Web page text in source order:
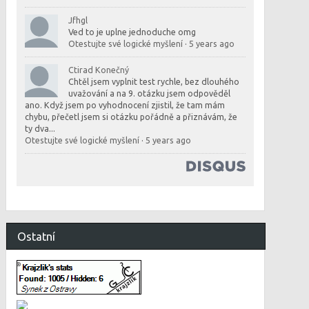
Jfhgl
Ved to je uplne jednoduche omg
Otestujte své logické myšlení· 5 years ago
Ctirad Konečný
Chtěl jsem vyplnit test rychle, bez dlouhého
uvažování a na 9. otázku jsem odpověděl
ano. Když jsem po vyhodnocení zjistil, že tam mám
chybu, přečetl jsem si otázku pořádně a přiznávám, že
ty dva...
Otestujte své logické myšlení· 5 years ago
Ostatní